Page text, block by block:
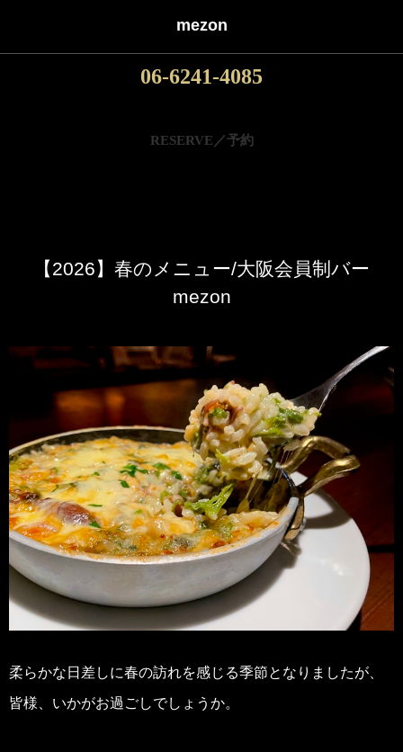
mezon
06-6241-4085
RESERVE／予約
【2026】春のメニュー/大阪会員制バー
mezon
柔らかな日差しに春の訪れを感じる季節となりましたが、
皆様、いかがお過ごしでしょうか。